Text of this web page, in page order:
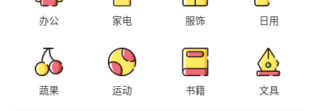
办公 家电 服饰 日用
蔬果 运动 书籍 文具